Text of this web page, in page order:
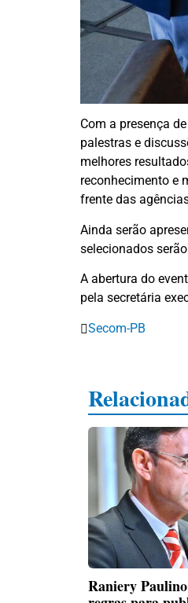
Com a presença
palestras e
melhores
reconhecimento e
frente das
Ainda serão
selecionados
A abertura do
pela secretária
Secom-PB
Raniery